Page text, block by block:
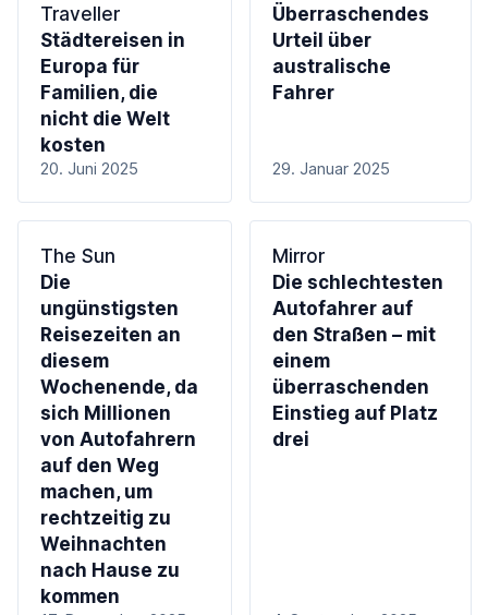
Traveller
Städtereisen in
Europa für
Familien, die
nicht die Welt
kosten
20. Juni 2025
Überraschendes
Urteil über
australische
Fahrer
29. Januar 2025
The Sun
Die
ungünstigsten
Reisezeiten an
diesem
Wochenende, da
sich Millionen
von Autofahrern
auf den Weg
machen, um
rechtzeitig zu
Weihnachten
nach Hause zu
kommen
Mirror
Die schlechtesten
Autofahrer auf
den Straßen – mit
einem
überraschenden
Einstieg auf Platz
drei